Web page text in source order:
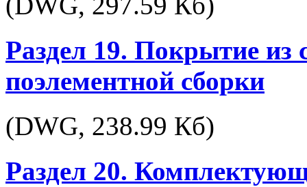
Раздел 19. Покрытие из
поэлементной сборки
(DWG, 238.99 Кб)
Раздел 20.